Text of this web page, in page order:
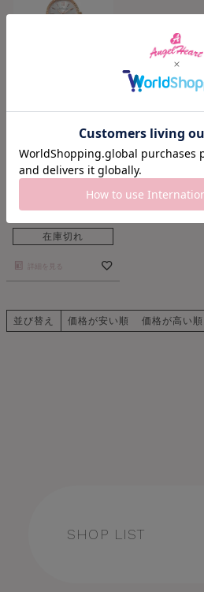
Collaboration
クォーツ
コラボレーション
19,800
¥13,860 税込
在庫切れ
詳細を見る
並び替え 価格が安い順 価格が高い順
SHOP LIST